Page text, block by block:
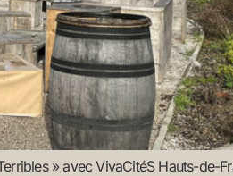
» avec VivaCitéS Hauts-de-